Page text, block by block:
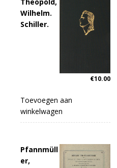
Wilhelm.
Schiller.
€10.00
Toevoegen aan
winkelwagen
Pfannmüll
er,